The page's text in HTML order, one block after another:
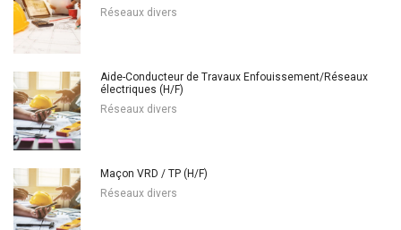
Réseaux divers
Aide-Conducteur de Travaux Enfouissement/Réseaux
électriques (H/F)
Réseaux divers
Maçon VRD / TP (H/F)
Réseaux divers